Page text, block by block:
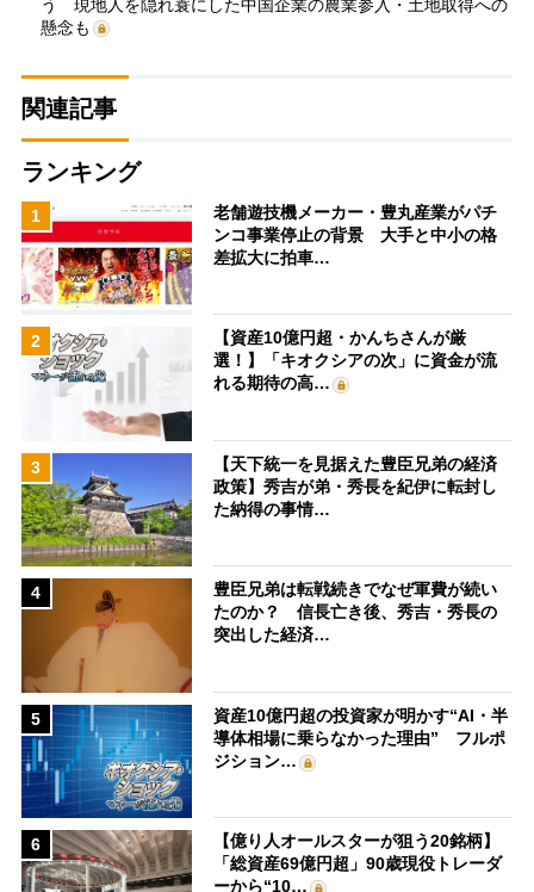
う 現地人を隠れ蓑にした中国企業の農業参入・土地取得への
懸念も
関連記事
ランキング
1
老舗遊技機メーカー・豊丸産業がパチ
ンコ事業停止の背景 大手と中小の格
差拡大に拍車…
2
【資産10億円超・かんちさんが厳
選！】「キオクシアの次」に資金が流
れる期待の高…
3
【天下統一を見据えた豊臣兄弟の経済
政策】秀吉が弟・秀長を紀伊に転封し
た納得の事情…
4
豊臣兄弟は転戦続きでなぜ軍費が続い
たのか？ 信長亡き後、秀吉・秀長の
突出した経済…
5
資産10億円超の投資家が明かす“AI・半
導体相場に乗らなかった理由” フルポ
ジション…
6
【億り人オールスターが狙う20銘柄】
「総資産69億円超」90歳現役トレーダ
ーから“10…